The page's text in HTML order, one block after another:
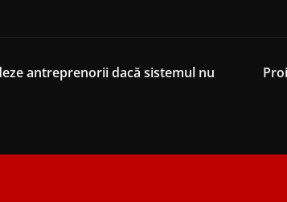
antreprenorii dacă sistemul nu